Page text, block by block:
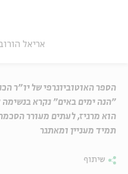
אריאל
הספר האוטוביוגרפי של יו"ר
"הנה ימים באים" נקרא
הוא מרגיז, לעתים מעורר
תמיד מעניין ומאתגר
שיתוף